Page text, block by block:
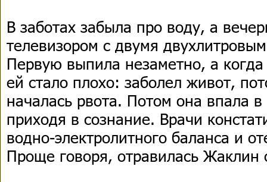
В заботах забыла про воду, а
телевизором с двумя
Первую выпила незаметно, а
ей стало плохо: заболел живот,
началась рвота. Потом она впала
приходя в сознание. Врачи
водно-электролитного баланса и
Проще говоря, отравилась